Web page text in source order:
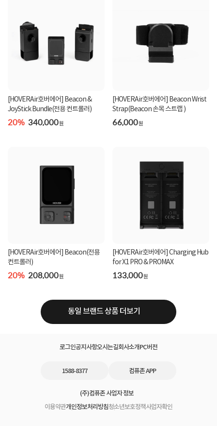
[HOVERAir호버에어] Beacon &
JoyStick Bundle(전용 컨트롤러)
20% 340,000원
[HOVERAir호버에어] Beacon Wrist
Strap(Beacon 손목 스트랩 )
66,000원
[HOVERAir호버에어] Beacon(전용
컨트롤러)
20% 208,000원
[HOVERAir호버에어] Charging Hub
for X1 PRO & PROMAX
133,000원
동일 브랜드 상품 더보기
로그인공지사항오시는길회사소개PC버전
1588-8377 컴퓨존 APP
(주)컴퓨존 사업자 정보
이용약관개인정보처리방침청소년보호정책사업자확인